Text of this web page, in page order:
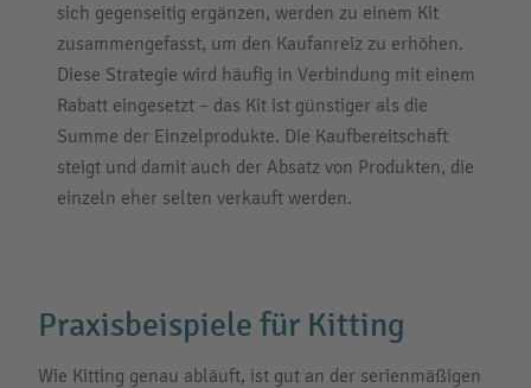
sich gegenseitig ergänzen, werden zu einem Kit
zusammengefasst, um den Kaufanreiz zu erhöhen.
Diese Strategie wird häufig in Verbindung mit einem
Rabatt eingesetzt – das Kit ist günstiger als die
Summe der Einzelprodukte. Die Kaufbereitschaft
steigt und damit auch der Absatz von Produkten, die
einzeln eher selten verkauft werden.
Praxisbeispiele für Kitting
Wie Kitting genau abläuft, ist gut an der serienmäßigen